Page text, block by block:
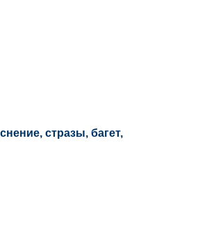
стразы, багет,